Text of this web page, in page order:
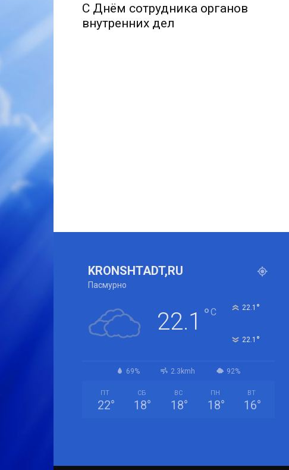
С Днём сотрудника органов
внутренних дел
KRONSHTADT,RU
Пасмурно
22.1 °C 22.1 °
22.1 °
69% 2.3kmh 92%
ПТ
22°
СБ
18°
ВС
18°
ПН
18°
ВТ
16°